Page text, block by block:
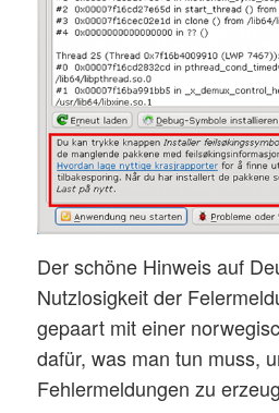
Der schöne Hinweis auf
Nutzlosigkeit der
gepaart mit einer
dafür, was man tun muss,
Fehlermeldungen zu